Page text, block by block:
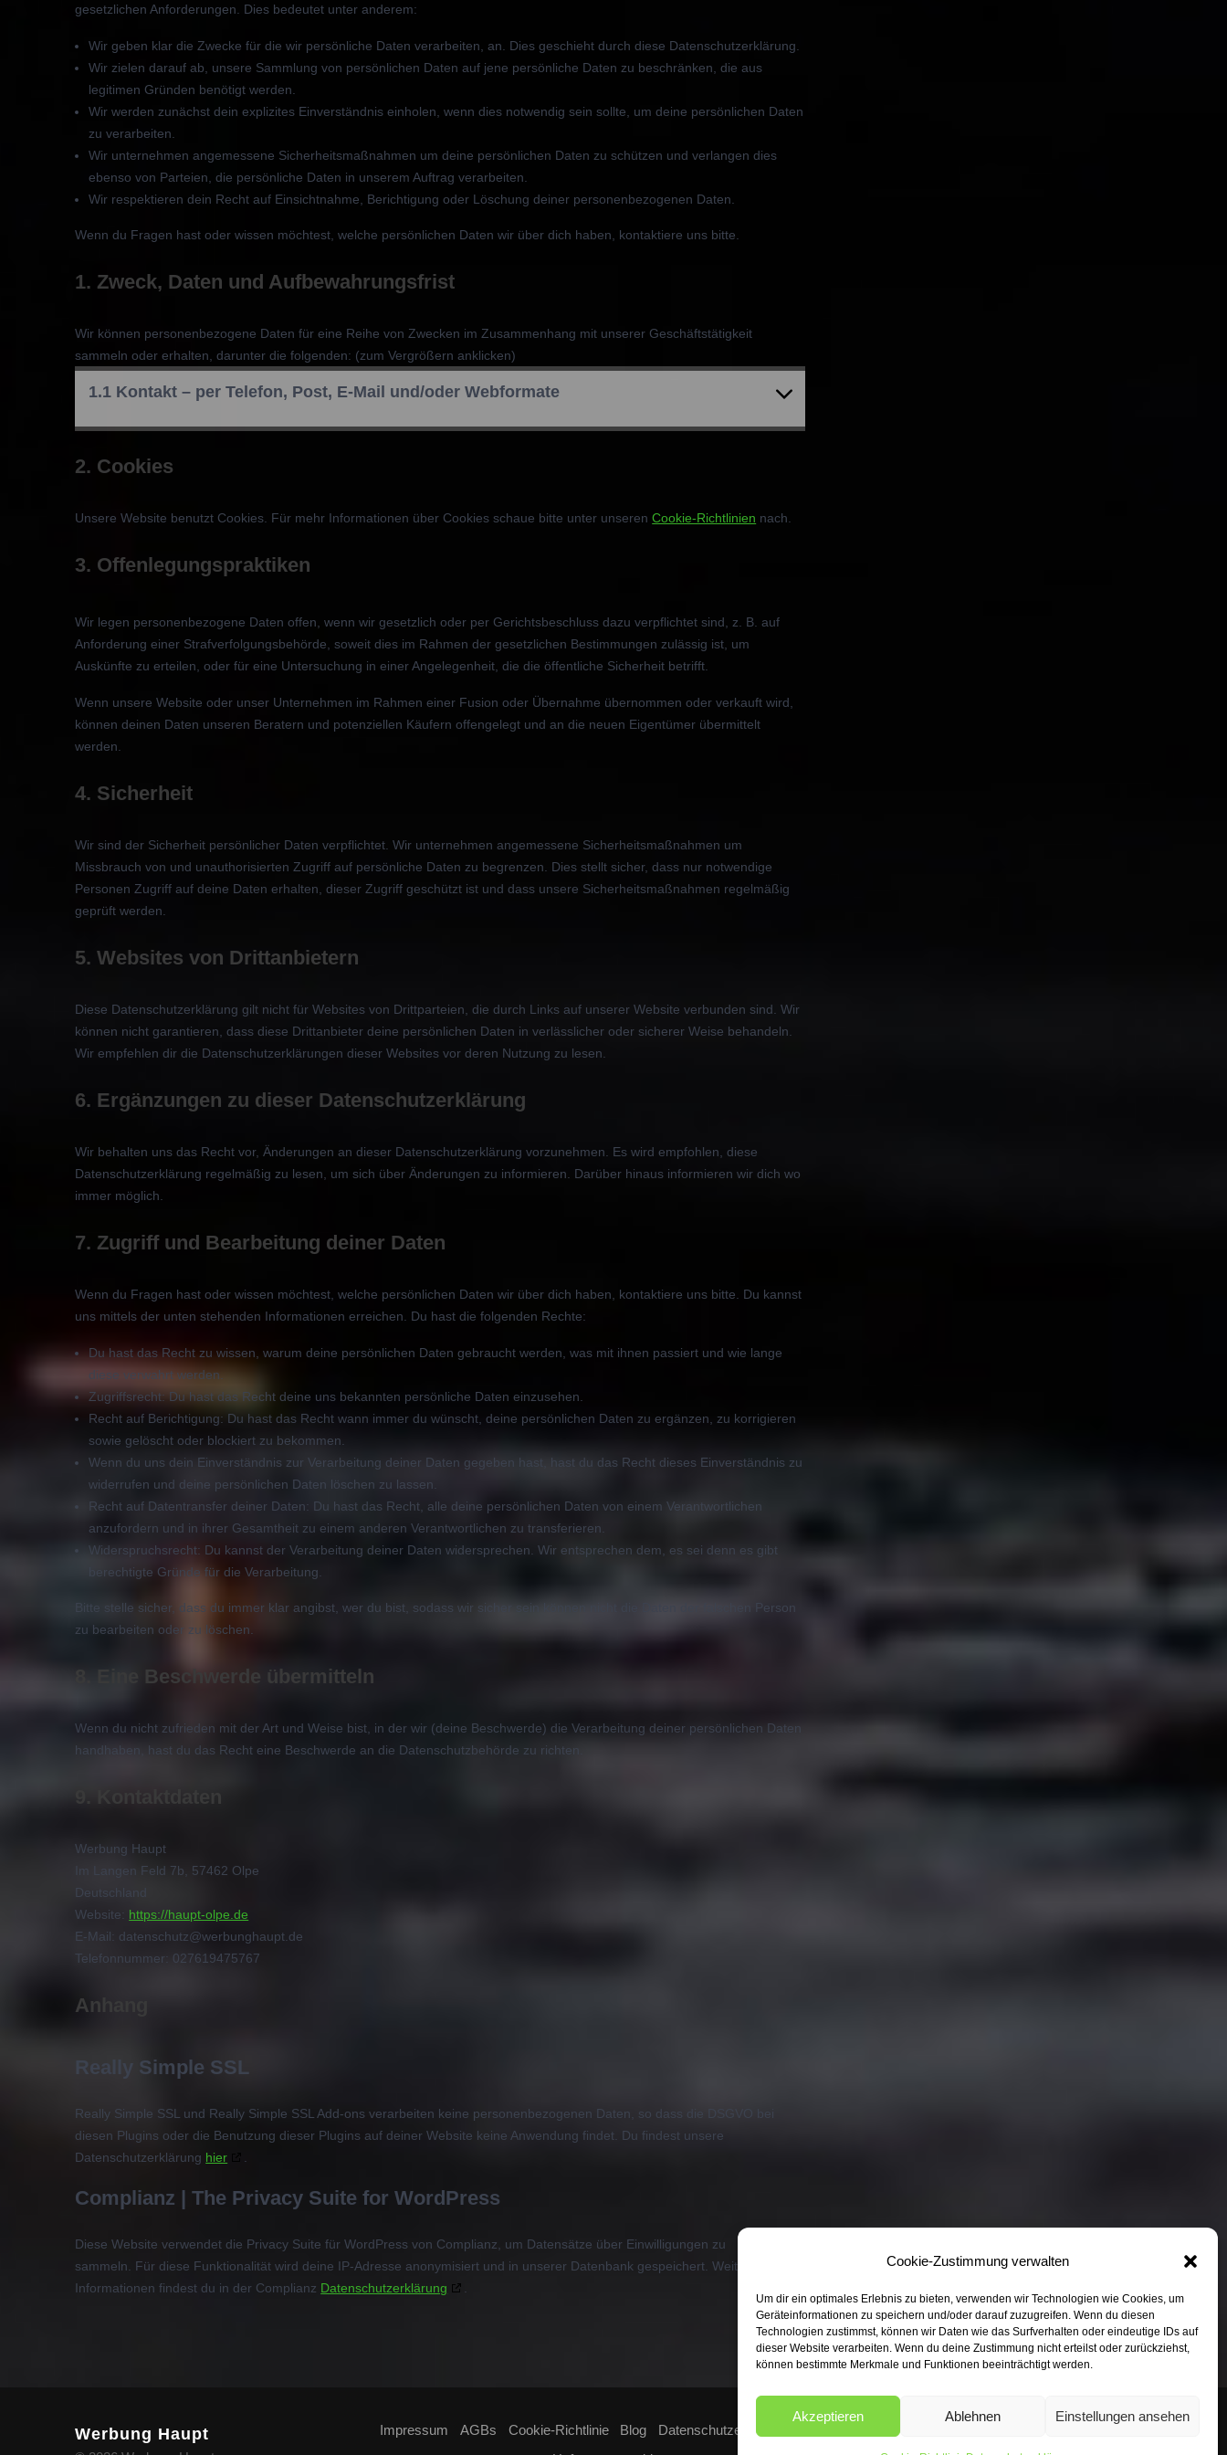
Cookie-Zustimmung verwalten
Um dir ein optimales Erlebnis zu bieten, verwenden wir Technologien wie Cookies, um
Geräteinformationen zu speichern und/oder darauf zuzugreifen. Wenn du diesen
Technologien zustimmst, können wir Daten wie das Surfverhalten oder eindeutige IDs auf
dieser Website verarbeiten. Wenn du deine Zustimmung nicht erteilst oder zurückziehst,
können bestimmte Merkmale und Funktionen beeinträchtigt werden.
Akzeptieren Ablehnen Einstellungen ansehen
gesetzlichen Anforderungen. Dies bedeutet unter anderem:
Wir geben klar die Zwecke für die wir persönliche Daten verarbeiten, an. Dies geschieht durch diese Datenschutzerklärung.
Wir zielen darauf ab, unsere Sammlung von persönlichen Daten auf jene persönliche Daten zu beschränken, die aus
legitimen Gründen benötigt werden.
Wir werden zunächst dein explizites Einverständnis einholen, wenn dies notwendig sein sollte, um deine persönlichen Daten
zu verarbeiten.
Wir unternehmen angemessene Sicherheitsmaßnahmen um deine persönlichen Daten zu schützen und verlangen dies
ebenso von Parteien, die persönliche Daten in unserem Auftrag verarbeiten.
Wir respektieren dein Recht auf Einsichtnahme, Berichtigung oder Löschung deiner personenbezogenen Daten.
Wenn du Fragen hast oder wissen möchtest, welche persönlichen Daten wir über dich haben, kontaktiere uns bitte.
1. Zweck, Daten und Aufbewahrungsfrist
Wir können personenbezogene Daten für eine Reihe von Zwecken im Zusammenhang mit unserer Geschäftstätigkeit
sammeln oder erhalten, darunter die folgenden: (zum Vergrößern anklicken)
1.1 Kontakt – per Telefon, Post, E-Mail und/oder Webformate
2. Cookies
Unsere Website benutzt Cookies. Für mehr Informationen über Cookies schaue bitte unter unserenCookie-Richtlinien nach.
3. Offenlegungspraktiken
Wir legen personenbezogene Daten offen, wenn wir gesetzlich oder per Gerichtsbeschluss dazu verpflichtet sind, z. B. auf
Anforderung einer Strafverfolgungsbehörde, soweit dies im Rahmen der gesetzlichen Bestimmungen zulässig ist, um
Auskünfte zu erteilen, oder für eine Untersuchung in einer Angelegenheit, die die öffentliche Sicherheit betrifft.
Wenn unsere Website oder unser Unternehmen im Rahmen einer Fusion oder Übernahme übernommen oder verkauft wird,
können deinen Daten unseren Beratern und potenziellen Käufern offengelegt und an die neuen Eigentümer übermittelt
werden.
4. Sicherheit
Wir sind der Sicherheit persönlicher Daten verpflichtet. Wir unternehmen angemessene Sicherheitsmaßnahmen um
Missbrauch von und unauthorisierten Zugriff auf persönliche Daten zu begrenzen. Dies stellt sicher, dass nur notwendige
Personen Zugriff auf deine Daten erhalten, dieser Zugriff geschützt ist und dass unsere Sicherheitsmaßnahmen regelmäßig
geprüft werden.
5. Websites von Drittanbietern
Diese Datenschutzerklärung gilt nicht für Websites von Drittparteien, die durch Links auf unserer Website verbunden sind. Wir
können nicht garantieren, dass diese Drittanbieter deine persönlichen Daten in verlässlicher oder sicherer Weise behandeln.
Wir empfehlen dir die Datenschutzerklärungen dieser Websites vor deren Nutzung zu lesen.
6. Ergänzungen zu dieser Datenschutzerklärung
Wir behalten uns das Recht vor, Änderungen an dieser Datenschutzerklärung vorzunehmen. Es wird empfohlen, diese
Datenschutzerklärung regelmäßig zu lesen, um sich über Änderungen zu informieren. Darüber hinaus informieren wir dich wo
immer möglich.
7. Zugriff und Bearbeitung deiner Daten
Wenn du Fragen hast oder wissen möchtest, welche persönlichen Daten wir über dich haben, kontaktiere uns bitte. Du kannst
uns mittels der unten stehenden Informationen erreichen. Du hast die folgenden Rechte:
Du hast das Recht zu wissen, warum deine persönlichen Daten gebraucht werden, was mit ihnen passiert und wie lange
diese verwahrt werden.
Zugriffsrecht: Du hast das Recht deine uns bekannten persönliche Daten einzusehen.
Recht auf Berichtigung: Du hast das Recht wann immer du wünscht, deine persönlichen Daten zu ergänzen, zu korrigieren
sowie gelöscht oder blockiert zu bekommen.
Wenn du uns dein Einverständnis zur Verarbeitung deiner Daten gegeben hast, hast du das Recht dieses Einverständnis zu
widerrufen und deine persönlichen Daten löschen zu lassen.
Recht auf Datentransfer deiner Daten: Du hast das Recht, alle deine persönlichen Daten von einem Verantwortlichen
anzufordern und in ihrer Gesamtheit zu einem anderen Verantwortlichen zu transferieren.
Widerspruchsrecht: Du kannst der Verarbeitung deiner Daten widersprechen. Wir entsprechen dem, es sei denn es gibt
berechtigte Gründe für die Verarbeitung.
Bitte stelle sicher, dass du immer klar angibst, wer du bist, sodass wir sicher sein können nicht die Daten der falschen Person
zu bearbeiten oder zu löschen.
8. Eine Beschwerde übermitteln
Wenn du nicht zufrieden mit der Art und Weise bist, in der wir (deine Beschwerde) die Verarbeitung deiner persönlichen Daten
handhaben, hast du das Recht eine Beschwerde an die Datenschutzbehörde zu richten.
Werbung Haupt
Im Langen Feld 7b, 57462 Olpe
Deutschland
Website: https://haupt-olpe.de
E-Mail: datenschutz@werbunghaupt.de
Telefonnummer: 027619475767
Anhang
Really Simple SSL
Really Simple SSL und Really Simple SSL Add-ons verarbeiten keine personenbezogenen Daten, so dass die DSGVO bei
diesen Plugins oder die Benutzung dieser Plugins auf deiner Website keine Anwendung findet. Du findest unsere
Datenschutzerklärung hier .
Complianz | The Privacy Suite for WordPress
Diese Website verwendet die Privacy Suite für WordPress von Complianz, um Datensätze über Einwilligungen zu
sammeln. Für diese Funktionalität wird deine IP-Adresse anonymisiert und in unserer Datenbank gespeichert. Weitere
Informationen findest du in der Complianz Datenschutzerklärung .
Werbung Haupt Impressum AGBs Cookie-Richtlinie Blog Datenschutzerklärung